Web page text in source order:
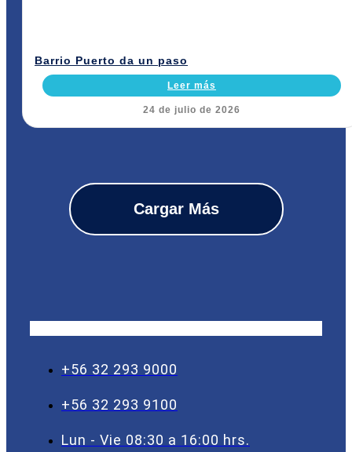
Barrio Puerto da un paso
Leer más
24 de julio de 2026
Cargar Más
+56 32 293 9000
+56 32 293 9100
Lun - Vie 08:30 a 16:00 hrs.